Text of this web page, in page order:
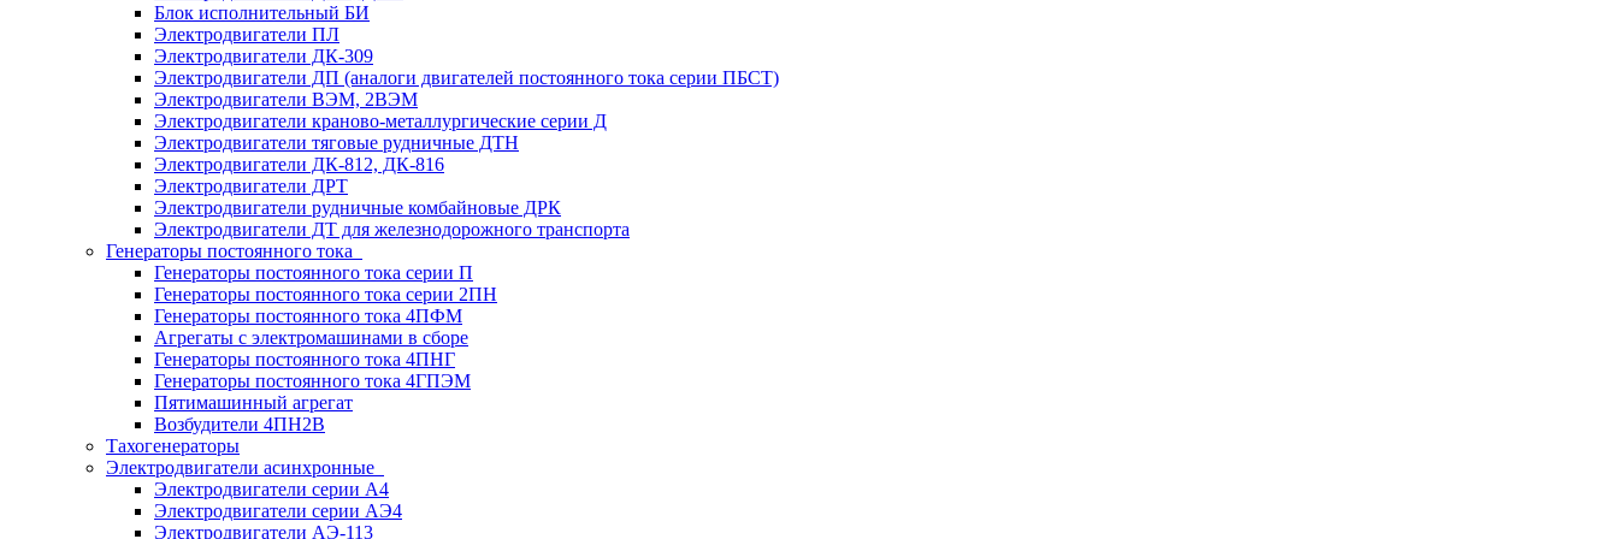
Блок исполнительный БИ
Электродвигатели ПЛ
Электродвигатели ДК-309
Электродвигатели ДП (аналоги двигателей постоянного тока серии ПБСТ)
Электродвигатели ВЭМ, 2ВЭМ
Электродвигатели краново-металлургические серии Д
Электродвигатели тяговые рудничные ДТН
Электродвигатели ДК-812, ДК-816
Электродвигатели ДРТ
Электродвигатели рудничные комбайновые ДРК
Электродвигатели ДТ для железнодорожного транспорта
Генераторы постоянного тока
Генераторы постоянного тока серии П
Генераторы постоянного тока серии 2ПН
Генераторы постоянного тока 4ПФМ
Агрегаты с электромашинами в сборе
Генераторы постоянного тока 4ПНГ
Генераторы постоянного тока 4ГПЭМ
Пятимашинный агрегат
Возбудители 4ПН2В
Тахогенераторы
Электродвигатели асинхронные
Электродвигатели серии А4
Электродвигатели серии АЭ4
Электродвигатели АЭ-113